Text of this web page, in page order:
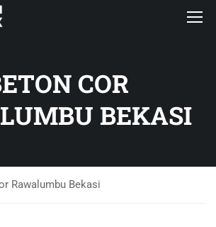
COR
BEKASI
Rawalumbu Bekasi